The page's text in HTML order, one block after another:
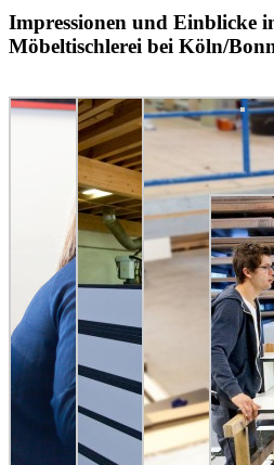
Impressionen und Einblicke
Möbeltischlerei bei Köln/